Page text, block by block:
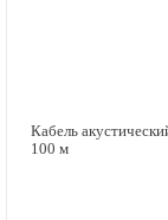
Кабель
100 м